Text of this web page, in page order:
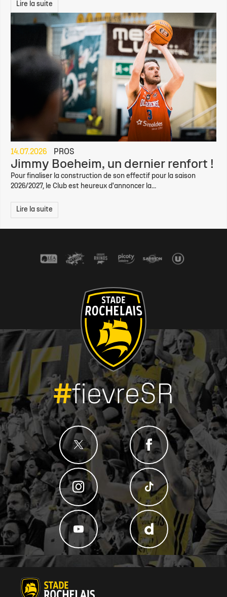
Lire la suite
14.07.2026 PROS
Jimmy Boeheim, un dernier renfort !
Pour finaliser la construction de son effectif pour la saison
2026/2027, le Club est heureux d'annoncer la...
Lire la suite
#fievreSR